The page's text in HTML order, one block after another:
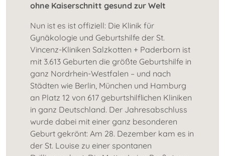
ohne Kaiserschnitt gesund zur Welt
Nun ist es ist offiziell: Die Klinik für
Gynäkologie und Geburtshilfe der St.
Vincenz-Kliniken Salzkotten + Paderborn ist
mit 3.613 Geburten die größte Geburtshilfe in
ganz Nordrhein-Westfalen – und nach
Städten wie Berlin, München und Hamburg
an Platz 12 von 617 geburtshilflichen Kliniken
in ganz Deutschland. Der Jahresabschluss
wurde dabei mit einer ganz besonderen
Geburt gekrönt: Am 28. Dezember kam es in
der St. Louise zu einer spontanen